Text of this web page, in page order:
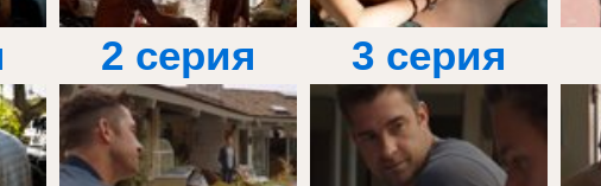
2 серия 3 серия